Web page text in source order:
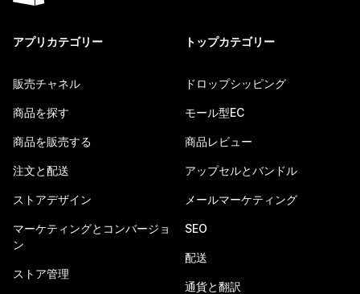
アプリカテゴリー
販売チャネル
商品を探す
商品を販売する
注文と配送
ストアデザイン
マーケティングとコンバージョ
ン
ストア管理
トップカテゴリー
ドロップシッピング
モール型EC
商品レビュー
アップセルとバンドル
メールマーケティング
SEO
配送
通貨と翻訳